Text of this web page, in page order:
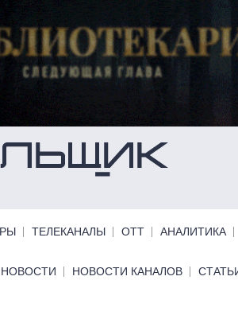
ТЕЛЕКАНАЛЫ ОТТ АНАЛИТИКА
НОВОСТИ НОВОСТИ КАНАЛОВ